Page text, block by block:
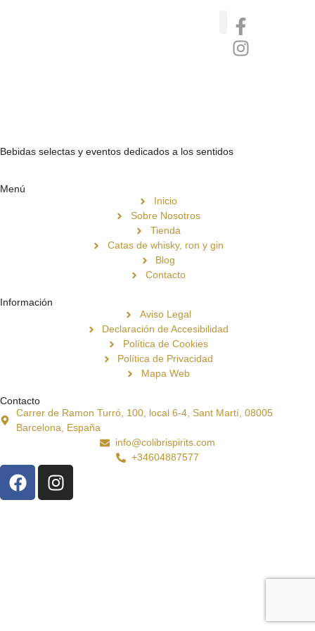
Bebidas selectas y eventos dedicados a los sentidos
Menú
Inicio
Sobre Nosotros
Tienda
Catas de whisky, ron y gin
Blog
Contacto
Información
Aviso Legal
Declaración de Accesibilidad
Política de Cookies
Política de Privacidad
Mapa Web
Contacto
Carrer de Ramon Turró, 100, local 6-4, Sant Martí, 08005
Barcelona, España
info@colibrispirits.com
+34604887577